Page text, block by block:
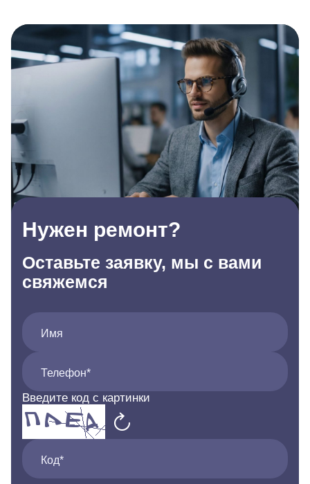
Нужен ремонт?
Оставьте заявку, мы с вами
свяжемся
Имя
Телефон*
Введите код с картинки
Код*